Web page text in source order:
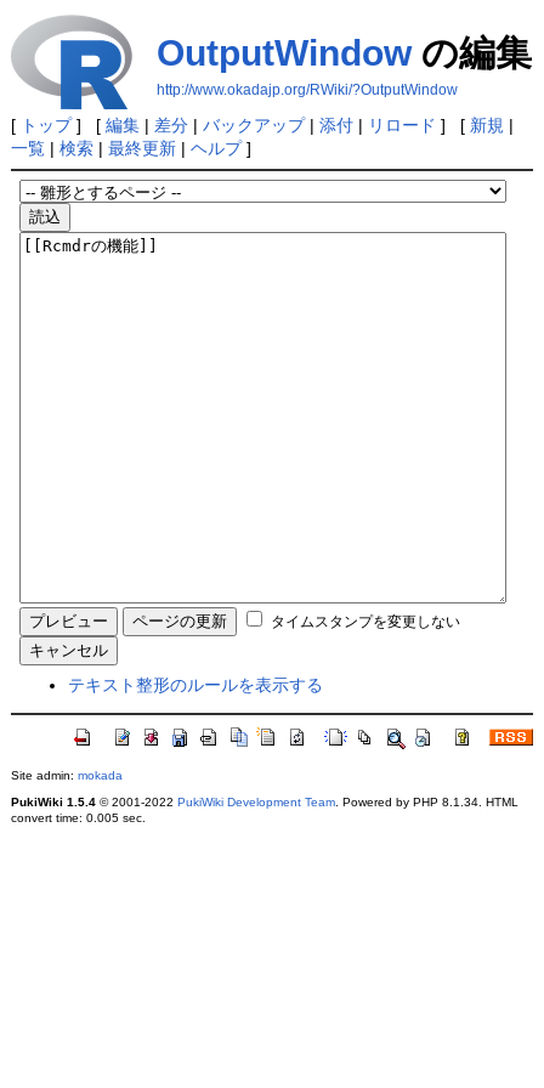
OutputWindowの編集
http://www.okadajp.org/RWiki/?OutputWindow
[ トップ] [ 編集| 差分| バックアップ| 添付| リロード ] [ 新規 |
一覧| 検索| 最終更新| ヘルプ]
タイムスタンプを変更しない
テキスト整形のルールを表示する
Site admin: mokada
PukiWiki 1.5.4© 2001-2022 PukiWiki Development Team. Powered by PHP 8.1.34. HTML
convert time: 0.005 sec.